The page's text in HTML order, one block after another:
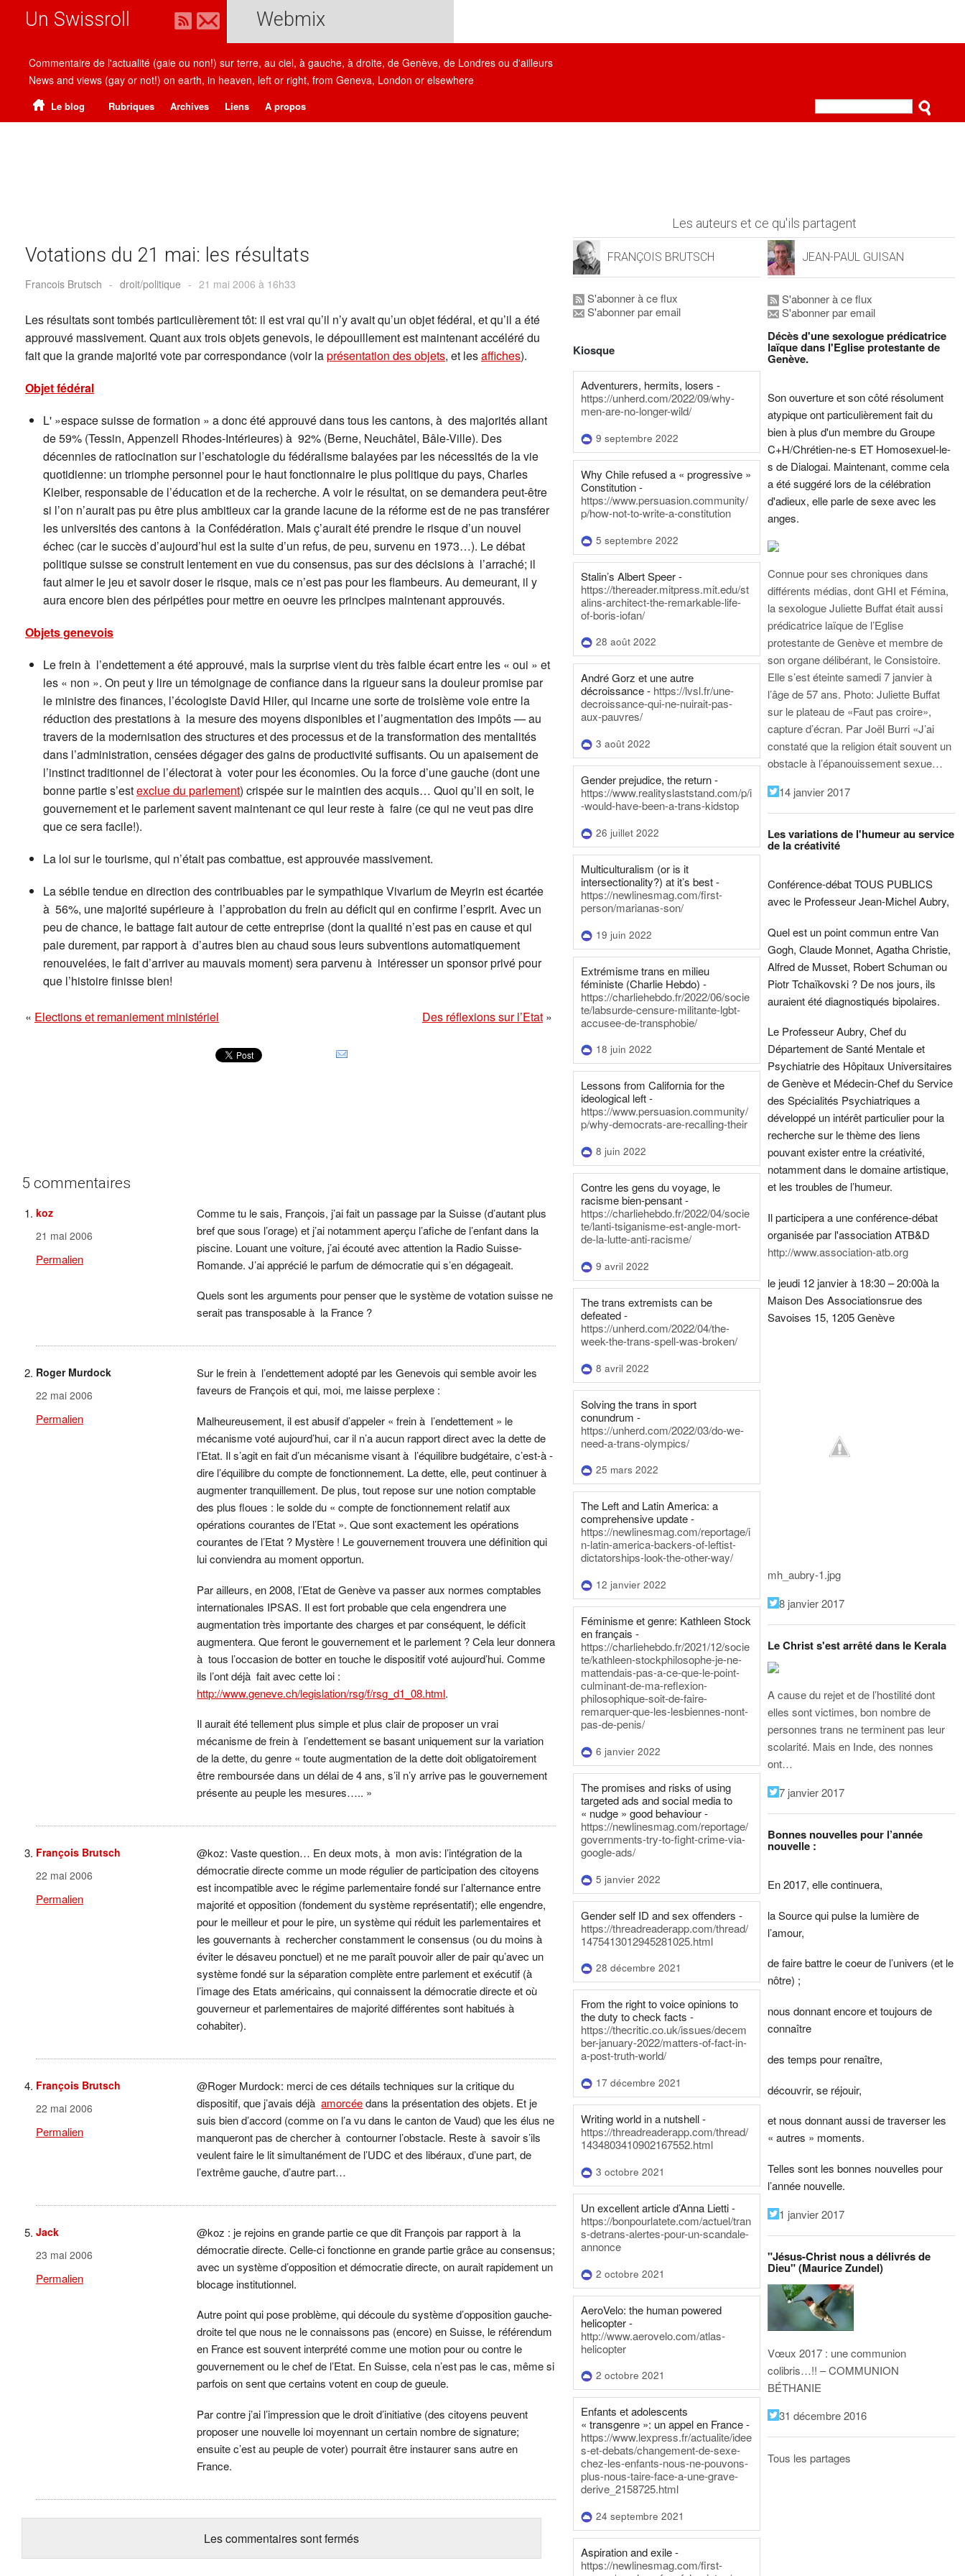
Un Swissroll Webmix
Commentaire de l'actualité (gaie ou non!) sur terre, au ciel, à gauche, à droite, de Genève, de Londres ou d'ailleurs
News and views (gay or not!) on earth, in heaven, left or right, from Geneva, London or elsewhere
Le blog Rubriques Archives Liens A propos
Votations du 21 mai: les résultats
Francois Brutsch - droit/politique - 21 mai 2006 à 16h33
Les résultats sont tombés particulièrement tôt: il est vrai qu’il n’y avait qu’un objet fédéral, et qu’il a été
approuvé massivement. Quant aux trois objets genevois, le dépouillement est maintenant accéléré du
fait que la grande majorité vote par correspondance (voir laprésentation des objets, et lesaffiches).
Objet fédéral
L' »espace suisse de formation » a donc été approuvé dans tous les cantons, à des majorités allant
de 59% (Tessin, Appenzell Rhodes-Intérieures) à 92% (Berne, Neuchâtel, Bâle-Ville). Des
décennies de ratiocination sur l’eschatologie du fédéralisme balayées par les nécessités de la vie
quotidienne: un triomphe personnel pour le haut fonctionnaire le plus politique du pays, Charles
Kleiber, responsable de l’éducation et de la recherche. A voir le résultat, on se demandera peut-être
si l’on n’aurait pas pu être plus ambitieux car la grande lacune de la réforme est de ne pas transférer
les universités des cantons à la Confédération. Mais ç’aurait été prendre le risque d’un nouvel
échec (car le succès d’aujourd’hui est la suite d’un refus, de peu, survenu en 1973…). Le débat
politique suisse se construit lentement en vue du consensus, pas sur des décisions à l’arraché; il
faut aimer le jeu et savoir doser le risque, mais ce n’est pas pour les flambeurs. Au demeurant, il y
aura encore bien des péripéties pour mettre en oeuvre les principes maintenant approuvés.
Objets genevois
Le frein à l’endettement a été approuvé, mais la surprise vient du très faible écart entre les « oui » et
les « non ». On peut y lire un témoignage de confiance dans la rigueur sans la douleur promise par
le ministre des finances, l’écologiste David Hiler, qui incarne une sorte de troisième voie entre la
réduction des prestations à la mesure des moyens disponibles et l’augmentation des impôts — au
travers de la modernisation des structures et des processus et de la transformation des mentalités
dans l’administration, censées dégager des gains de productivité suffisants. Ou un apaisement de
l’instinct traditionnel de l’électorat à voter pour les économies. Ou la force d’une gauche (dont une
bonne partie s’estexclue du parlement) crispée sur le maintien des acquis… Quoi qu’il en soit, le
gouvernement et le parlement savent maintenant ce qui leur reste à faire (ce qui ne veut pas dire
que ce sera facile!).
La loi sur le tourisme, qui n’était pas combattue, est approuvée massivement.
La sébile tendue en direction des contribuables par le sympathique Vivarium de Meyrin est écartée
à 56%, une majorité supérieure à l’approbation du frein au déficit qui en confirme l’esprit. Avec un
peu de chance, le battage fait autour de cette entreprise (dont la qualité n’est pas en cause et qui
paie durement, par rapport à d’autres bien au chaud sous leurs subventions automatiquement
renouvelées, le fait d’arriver au mauvais moment) sera parvenu à intéresser un sponsor privé pour
que l’histoire finisse bien!
« Elections et remaniement ministériel Des réflexions sur l’Etat»
5 commentaires
koz
21 mai 2006
Permalien
Comme tu le sais, François, j’ai fait un passage par la Suisse (d’autant plus
bref que sous l’orage) et j’ai notamment aperçu l’afiche de l’enfant dans la
piscine. Louant une voiture, j’ai écouté avec attention la Radio Suisse-
Romande. J’ai apprécié le parfum de démocratie qui s’en dégageait.
Quels sont les arguments pour penser que le système de votation suisse ne
serait pas transposable à la France ?
Roger Murdock
22 mai 2006
Permalien
Sur le frein à l’endettement adopté par les Genevois qui semble avoir les
faveurs de François et qui, moi, me laisse perplexe :
Malheureusement, il est abusif d’appeler « frein à l’endettement » le
mécanisme voté aujourd’hui, car il n’a aucun rapport direct avec la dette de
l’Etat. Il s’agit en fait d’un mécanisme visant à l’équilibre budgétaire, c’est-à -
dire l’équilibre du compte de fonctionnement. La dette, elle, peut continuer à
augmenter tranquillement. De plus, tout repose sur une notion comptable
des plus floues : le solde du « compte de fonctionnement relatif aux
opérations courantes de l’Etat ». Que sont exactement les opérations
courantes de l’Etat ? Mystère ! Le gouvernement trouvera une définition qui
lui conviendra au moment opportun.
Par ailleurs, en 2008, l’Etat de Genève va passer aux normes comptables
internationales IPSAS. Il est fort probable que cela engendrera une
augmentation très importante des charges et par conséquent, le déficit
augmentera. Que feront le gouvernement et le parlement ? Cela leur donnera
à tous l’occasion de botter en touche le dispositif voté aujourd’hui. Comme
ils l’ont déjà fait avec cette loi :
http://www.geneve.ch/legislation/rsg/f/rsg_d1_08.html.
Il aurait été tellement plus simple et plus clair de proposer un vrai
mécanisme de frein à l’endettement se basant uniquement sur la variation
de la dette, du genre « toute augmentation de la dette doit obligatoirement
être remboursée dans un délai de 4 ans, s’il n’y arrive pas le gouvernement
présente au peuple les mesures….. »
François Brutsch
22 mai 2006
Permalien
@koz: Vaste question… En deux mots, à mon avis: l’intégration de la
démocratie directe comme un mode régulier de participation des citoyens
est incompatible avec le régime parlementaire fondé sur l’alternance entre
majorité et opposition (fondement du système représentatif); elle engendre,
pour le meilleur et pour le pire, un système qui réduit les parlementaires et
les gouvernants à rechercher constamment le consensus (ou du moins à
éviter le désaveu ponctuel) et ne me paraît pouvoir aller de pair qu’avec un
système fondé sur la séparation complète entre parlement et exécutif (à
l’image des Etats américains, qui connaissent la démocratie directe et où
gouverneur et parlementaires de majorité différentes sont habitués à
cohabiter).
François Brutsch
22 mai 2006
Permalien
@Roger Murdock: merci de ces détails techniques sur la critique du
dispositif, que j’avais déjàamorcéedans la présentation des objets. Et je
suis bien d’accord (comme on l’a vu dans le canton de Vaud) que les élus ne
manqueront pas de chercher à contourner l’obstacle. Reste à savoir s’ils
veulent faire le lit simultanément de l’UDC et des libéraux, d’une part, de
l’extrême gauche, d’autre part…
Jack
23 mai 2006
Permalien
@koz : je rejoins en grande partie ce que dit François par rapport à la
démocratie directe. Celle-ci fonctionne en grande partie grâce au consensus;
avec un système d’opposition et démocratie directe, on aurait rapidement un
blocage institutionnel.
Autre point qui pose problème, qui découle du système d’opposition gauche-
droite tel que nous ne le connaissons pas (encore) en Suisse, le référendum
en France est souvent interprété comme une motion pour ou contre le
gouvernement ou le chef de l’Etat. En Suisse, cela n’est pas le cas, même si
parfois on sent que certains votent en coup de gueule.
Par contre j’ai l’impression que le droit d’initiative (des citoyens peuvent
proposer une nouvelle loi moyennant un certain nombre de signature;
ensuite c’est au peuple de voter) pourrait être instaurer sans autre en
France.
Les commentaires sont fermés
Les auteurs et ce qu'ils partagent
FRANÇOIS BRUTSCH
S'abonner à ce flux
S'abonner par email
Kiosque
Adventurers, hermits, losers -
https://unherd.com/2022/09/why-
men-are-no-longer-wild/
9 septembre 2022
Why Chile refused a « progressive »
Constitution -
https://www.persuasion.community/
p/how-not-to-write-a-constitution
5 septembre 2022
Stalin’s Albert Speer -
https://thereader.mitpress.mit.edu/st
alins-architect-the-remarkable-life-
of-boris-iofan/
28 août 2022
André Gorz et une autre
décroissance - https://lvsl.fr/une-
decroissance-qui-ne-nuirait-pas-
aux-pauvres/
3 août 2022
Gender prejudice, the return -
https://www.realityslaststand.com/p/i
-would-have-been-a-trans-kidstop
26 juillet 2022
Multiculturalism (or is it
intersectionality?) at it’s best -
https://newlinesmag.com/first-
person/marianas-son/
19 juin 2022
Extrémisme trans en milieu
féministe (Charlie Hebdo) -
https://charliehebdo.fr/2022/06/socie
te/labsurde-censure-militante-lgbt-
accusee-de-transphobie/
18 juin 2022
Lessons from California for the
ideological left -
https://www.persuasion.community/
p/why-democrats-are-recalling-their
8 juin 2022
Contre les gens du voyage, le
racisme bien-pensant -
https://charliehebdo.fr/2022/04/socie
te/lanti-tsiganisme-est-angle-mort-
de-la-lutte-anti-racisme/
9 avril 2022
The trans extremists can be
defeated -
https://unherd.com/2022/04/the-
week-the-trans-spell-was-broken/
8 avril 2022
Solving the trans in sport
conundrum -
https://unherd.com/2022/03/do-we-
need-a-trans-olympics/
25 mars 2022
The Left and Latin America: a
comprehensive update -
https://newlinesmag.com/reportage/i
n-latin-america-backers-of-leftist-
dictatorships-look-the-other-way/
12 janvier 2022
Féminisme et genre: Kathleen Stock
en français -
https://charliehebdo.fr/2021/12/socie
te/kathleen-stockphilosophe-je-ne-
mattendais-pas-a-ce-que-le-point-
culminant-de-ma-reflexion-
philosophique-soit-de-faire-
remarquer-que-les-lesbiennes-nont-
pas-de-penis/
6 janvier 2022
The promises and risks of using
targeted ads and social media to
« nudge » good behaviour -
https://newlinesmag.com/reportage/
governments-try-to-fight-crime-via-
google-ads/
5 janvier 2022
Gender self ID and sex offenders -
https://threadreaderapp.com/thread/
1475413012945281025.html
28 décembre 2021
From the right to voice opinions to
the duty to check facts -
https://thecritic.co.uk/issues/decem
ber-january-2022/matters-of-fact-in-
a-post-truth-world/
17 décembre 2021
Writing world in a nutshell -
https://threadreaderapp.com/thread/
1434803410902167552.html
3 octobre 2021
Un excellent article d’Anna Lietti -
https://bonpourlatete.com/actuel/tran
s-detrans-alertes-pour-un-scandale-
annonce
2 octobre 2021
AeroVelo: the human powered
helicopter -
http://www.aerovelo.com/atlas-
helicopter
2 octobre 2021
Enfants et adolescents
« transgenre »: un appel en France -
https://www.lexpress.fr/actualite/idee
s-et-debats/changement-de-sexe-
chez-les-enfants-nous-ne-pouvons-
plus-nous-taire-face-a-une-grave-
derive_2158725.html
24 septembre 2021
Aspiration and exile -
https://newlinesmag.com/first-
JEAN-PAUL GUISAN
S'abonner à ce flux
S'abonner par email
Décès d'une sexologue prédicatrice
laïque dans l'Eglise protestante de
Genève.
Son ouverture et son côté résolument
atypique ont particulièrement fait du
bien à plus d'un membre du Groupe
C+H/Chrétien-ne-s ET Homosexuel-le-
s de Dialogai. Maintenant, comme cela
a été suggéré lors de la célébration
d'adieux, elle parle de sexe avec les
anges.
Connue pour ses chroniques dans
différents médias, dont GHI et Fémina,
la sexologue Juliette Buffat était aussi
prédicatrice laïque de l’Eglise
protestante de Genève et membre de
son organe délibérant, le Consistoire.
Elle s’est éteinte samedi 7 janvier à
l’âge de 57 ans. Photo: Juliette Buffat
sur le plateau de «Faut pas croire»,
capture d’écran. Par Joël Burri «J’ai
constaté que la religion était souvent un
obstacle à l’épanouissement sexue…
14 janvier 2017
Les variations de l'humeur au service
de la créativité
Conférence-débat TOUS PUBLICS
avec le Professeur Jean-Michel Aubry,
Quel est un point commun entre Van
Gogh, Claude Monnet, Agatha Christie,
Alfred de Musset, Robert Schuman ou
Piotr Tchaïkovski ? De nos jours, ils
auraient été diagnostiqués bipolaires.
Le Professeur Aubry, Chef du
Département de Santé Mentale et
Psychiatrie des Hôpitaux Universitaires
de Genève et Médecin-Chef du Service
des Spécialités Psychiatriques a
développé un intérêt particulier pour la
recherche sur le thème des liens
pouvant exister entre la créativité,
notamment dans le domaine artistique,
et les troubles de l’humeur.
Il participera a une conférence-débat
organisée par l'association ATB&D
http://www.association-atb.org
le jeudi 12 janvier à 18:30 – 20:00à la
Maison Des Associationsrue des
Savoises 15, 1205 Genève
mh_aubry-1.jpg
8 janvier 2017
Le Christ s'est arrêté dans le Kerala
A cause du rejet et de l’hostilité dont
elles sont victimes, bon nombre de
personnes trans ne terminent pas leur
scolarité. Mais en Inde, des nonnes
ont…
7 janvier 2017
Bonnes nouvelles pour l’année
nouvelle :
En 2017, elle continuera,
la Source qui pulse la lumière de
l’amour,
de faire battre le coeur de l’univers (et le
nôtre) ;
nous donnant encore et toujours de
connaître
des temps pour renaître,
découvrir, se réjouir,
et nous donnant aussi de traverser les
« autres » moments.
Telles sont les bonnes nouvelles pour
l’année nouvelle.
1 janvier 2017
"Jésus-Christ nous a délivrés de
Dieu" (Maurice Zundel)
Vœux 2017 : une communion
colibris…!! – COMMUNION
BÉTHANIE
31 décembre 2016
Tous les partages